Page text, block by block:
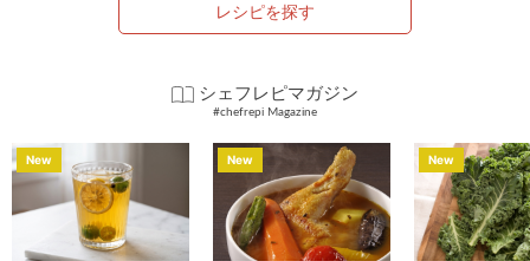
レシピを探す
シェフレピマガジン
#chefrepi Magazine
New New New